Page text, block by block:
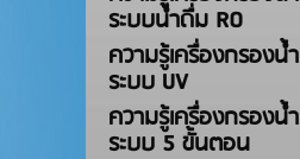
ระบบน้ำดื่ม RO
ความรู้เครื่องกรองน้ำ
ระบบ UV
ความรู้เครื่องกรองน้ำ
ระบบ 5 ขั้นตอน